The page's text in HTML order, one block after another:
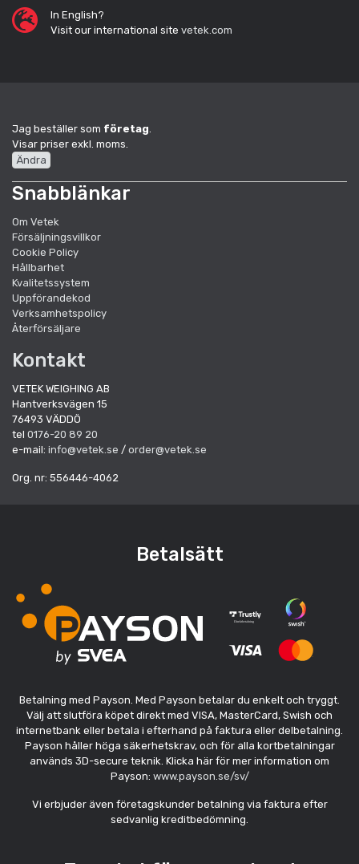
In English?
Visit our international site vetek.com
Jag beställer som företag
Visar priser exkl. moms.
Ändra
Snabblänkar
Om Vetek
Försäljningsvillkor
Cookie Policy
Hållbarhet
Kvalitetssystem
Uppförandekod
Verksamhetspolicy
Återförsäljare
Kontakt
VETEK WEIGHING AB
Hantverksvägen 15
76493 VÄDDÖ
tel 0176-20 89 20
e-mail: info@vetek.se / order@vetek.se
Org. nr: 556446-4062
Betalsätt
Betalning med Payson. Med Payson betalar du enkelt och tryggt.
Välj att slutföra köpet direkt med VISA, MasterCard, Swish och
internetbank eller betala i efterhand på faktura eller delbetalning.
Payson håller höga säkerhetskrav, och för alla kortbetalningar
används 3D-secure teknik. Klicka här för mer information om
Payson: www.payson.se/sv/
Vi erbjuder även företagskunder betalning via faktura efter
sedvanlig kreditbedömning.